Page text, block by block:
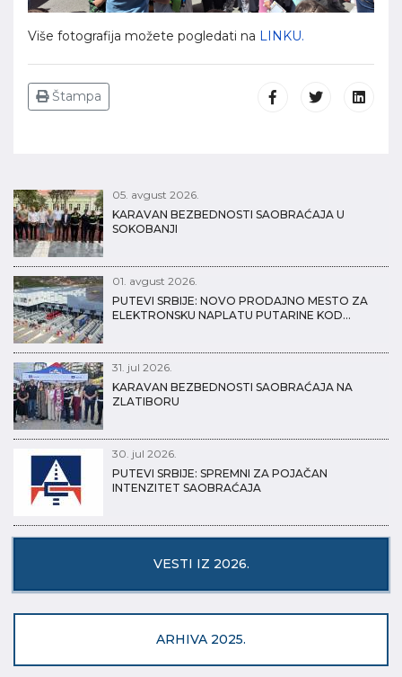
Više fotografija možete pogledati na LINKU.
Štampa
05. avgust 2026.
KARAVAN BEZBEDNOSTI SAOBRAĆAJA U
SOKOBANJI
01. avgust 2026.
PUTEVI SRBIJE: NOVO PRODAJNO MESTO ZA
ELEKTRONSKU NAPLATU PUTARINE KOD…
31. jul 2026.
KARAVAN BEZBEDNOSTI SAOBRAĆAJA NA
ZLATIBORU
30. jul 2026.
PUTEVI SRBIJE: SPREMNI ZA POJAČAN
INTENZITET SAOBRAĆAJA
VESTI IZ 2026.
ARHIVA 2025.